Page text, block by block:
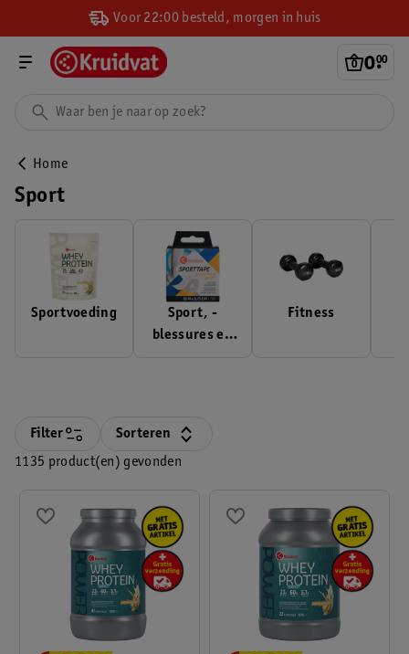
Voor 22:00 besteld, morgen in huis
0.
00
Home
Sport
Sportvoeding
Sport, -
blessures en
Fitness
1135 product(en) gevonden
Filter Sorteren